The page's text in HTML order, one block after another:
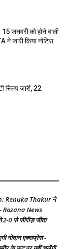
जनवरी को होने वाली
ने जारी किया नोटिस
स्लिप जारी, 22
Renuka Thakur ने
Rozana News
0 से सीरीज़ जीता
गोदान एक्सप्रेस -